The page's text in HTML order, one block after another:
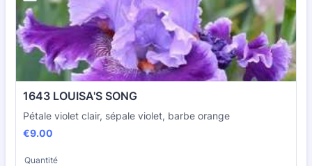
1643 LOUISA'S SONG
Pétale violet clair, sépale violet, barbe orange
€9.00
€9.00
Quantité